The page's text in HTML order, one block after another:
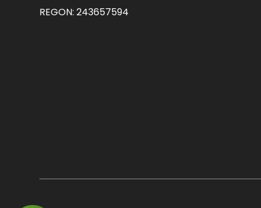
REGON: 243657594